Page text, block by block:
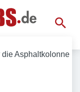
die Asphaltkolonne